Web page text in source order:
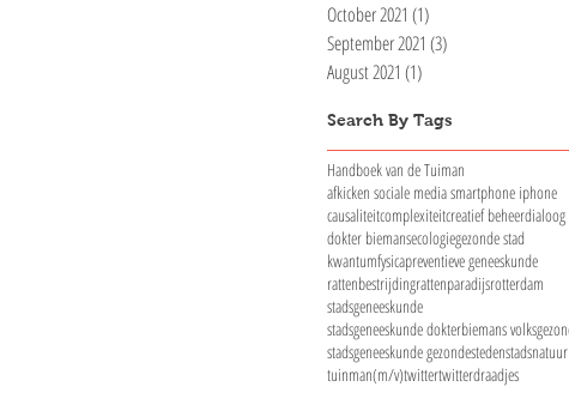
October 2021 (1)
September 2021 (3)
August 2021 (1)
Search By Tags
Handboek van de Tuiman
afkicken sociale media smartphone iphone
causaliteitcomplexiteitcreatief beheerdialoog
dokter biemansecologiegezonde stad
kwantumfysicapreventieve geneeskunde
rattenbestrijdingrattenparadijsrotterdam
stadsgeneeskunde
stadsgeneeskunde gezondestedenstadsnatuur
tuinman(m/v)twittertwitterdraadjes